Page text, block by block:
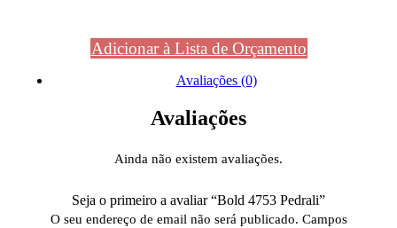
Adicionar à Lista de Orçamento
Avaliações (0)
Avaliações
Ainda não existem avaliações.
Seja o primeiro a avaliar “Bold 4753 Pedrali”
O seu endereço de email não será publicado. Campos